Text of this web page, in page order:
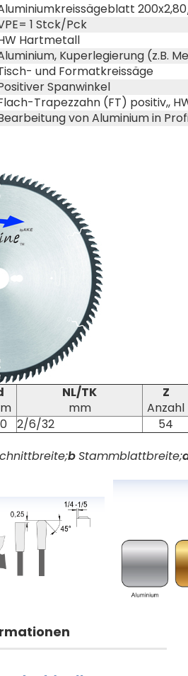
1 Stck/Pck
Hartmetall
Kuperlegierung (z.B.
und Formatkreissäge
Spanwinkel
Trapezzahn (FT) positiv,,
von Aluminium in
NL/TK
mm
Z
Anzahl
2/6/32
54
bStammblattbreite;